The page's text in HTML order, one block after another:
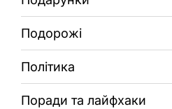
Подорожі
Політика
Поради та лайфхаки